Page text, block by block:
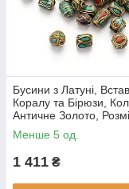
Бусини з Латуні,
Коралу та Бірюзи,
Античне Золото,
25x8-13 мм, Отвір 1-
(1 набір)
Менше 5 од.
1 411 ₴